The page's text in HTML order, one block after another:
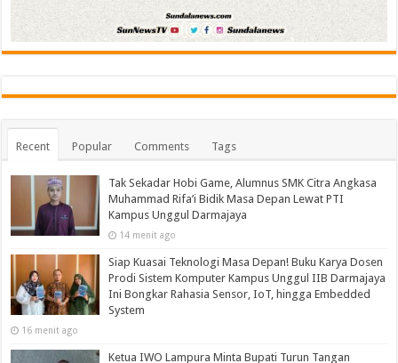
Recent Popular Comments Tags
Tak Sekadar Hobi Game, Alumnus SMK Citra Angkasa
Muhammad Rifa’i Bidik Masa Depan Lewat PTI
Kampus Unggul Darmajaya
14 menit ago
Siap Kuasai Teknologi Masa Depan! Buku Karya Dosen
Prodi Sistem Komputer Kampus Unggul IIB Darmajaya
Ini Bongkar Rahasia Sensor, IoT, hingga Embedded
System
16 menit ago
Ketua IWO Lampura Minta Bupati Turun Tangan